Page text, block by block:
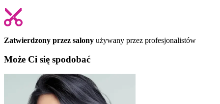
Zatwierdzony przez salony używany przez profesjonalistów
Może Ci się spodobać